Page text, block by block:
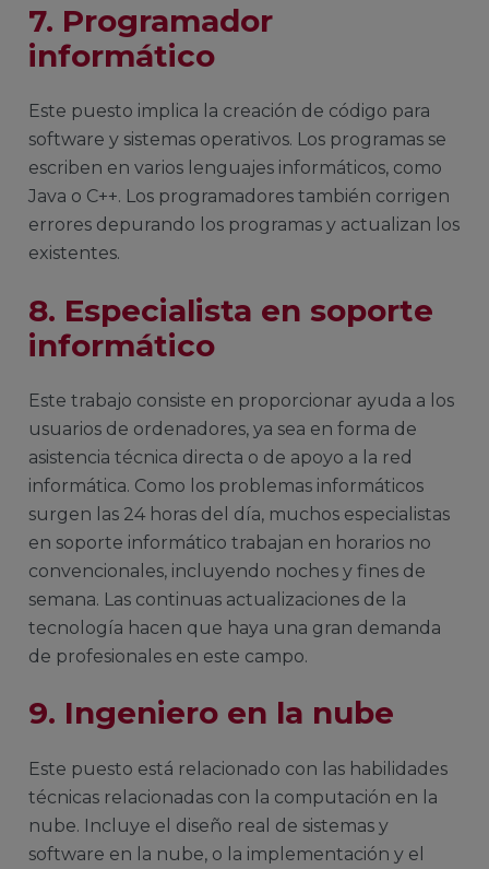
7. Programador
informático
Este puesto implica la creación de código para
software y sistemas operativos. Los programas se
escriben en varios lenguajes informáticos, como
Java o C++. Los programadores también corrigen
errores depurando los programas y actualizan los
existentes.
8. Especialista en soporte
informático
Este trabajo consiste en proporcionar ayuda a los
usuarios de ordenadores, ya sea en forma de
asistencia técnica directa o de apoyo a la red
informática. Como los problemas informáticos
surgen las 24 horas del día, muchos especialistas
en soporte informático trabajan en horarios no
convencionales, incluyendo noches y fines de
semana. Las continuas actualizaciones de la
tecnología hacen que haya una gran demanda
de profesionales en este campo.
9. Ingeniero en la nube
Este puesto está relacionado con las habilidades
técnicas relacionadas con la computación en la
nube. Incluye el diseño real de sistemas y
software en la nube, o la implementación y el